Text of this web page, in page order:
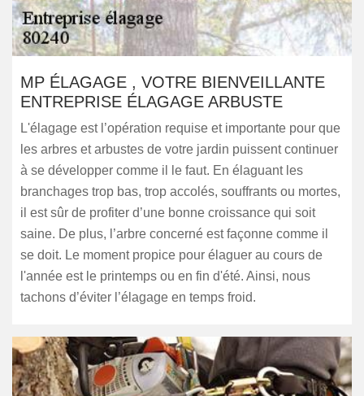
MP ÉLAGAGE , VOTRE BIENVEILLANTE
ENTREPRISE ÉLAGAGE ARBUSTE
L'élagage est l’opération requise et importante pour que
les arbres et arbustes de votre jardin puissent continuer
à se développer comme il le faut. En élaguant les
branchages trop bas, trop accolés, souffrants ou mortes,
il est sûr de profiter d’une bonne croissance qui soit
saine. De plus, l’arbre concerné est façonne comme il
se doit. Le moment propice pour élaguer au cours de
l'année est le printemps ou en fin d'été. Ainsi, nous
tachons d’éviter l’élagage en temps froid.